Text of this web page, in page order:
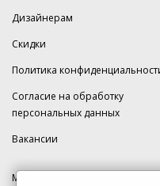
Дизайнерам
Скидки
Политика
Согласие на обработку
персональных данных
Вакансии
МКАД 2км внешняя сторона, д.